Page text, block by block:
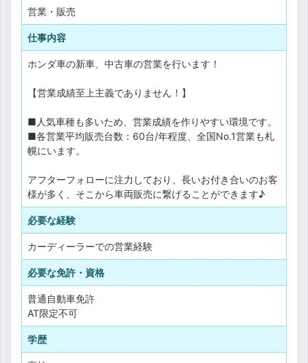
営業・販売
仕事内容
ホンダ車の新車、中古車の営業を行います！
【営業成績至上主義でありません！】
■人気車種も多いため、営業成績を作りやすい環境です。
■各営業平均販売台数：60台/年程度、全国No.1営業も札
幌にいます。
アフターフォローに注力しており、長いお付き合いのお客
様が多く、そこから車両販売に繋げることができます♪
必要な経験
カーディーラーでの営業経験
必要な免許・資格
普通自動車免許
AT限定不可
学歴